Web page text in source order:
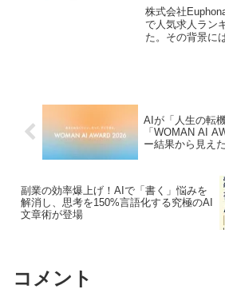
を両立する
株式会社
で人気求人ラン
た。その背景に
AIが「人生の転
「WOMAN AI
ー結果から見え
副業の効率爆上げ！AIで「書く」悩みを
解消し、思考を150%言語化する究極のAI
文章術が登場
コメント